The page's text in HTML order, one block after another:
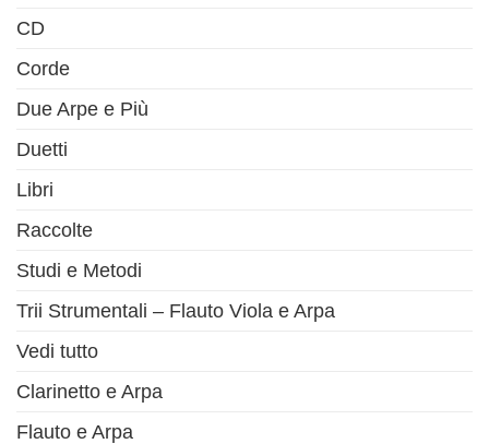
CD
Corde
Due Arpe e Più
Duetti
Libri
Raccolte
Studi e Metodi
Trii Strumentali – Flauto Viola e Arpa
Vedi tutto
Clarinetto e Arpa
Flauto e Arpa